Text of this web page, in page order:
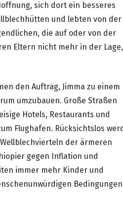
sich dort ein besseres
und lebten von der
die auf oder von der
Eltern nicht mehr in der Lage,
den Auftrag, Jimma zu einem
umzubauen. Große Straßen
Hotels, Restaurants und
Flughafen. Rücksichtslos
der ärmeren
gegen Inflation und
immer mehr Kinder und